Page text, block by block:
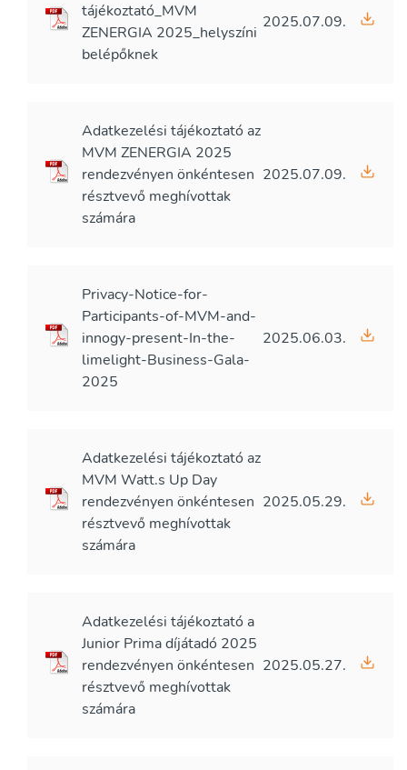
tájékoztató_MVM
ZENERGIA 2025_helyszíni
belépőknek
2025.07.09.
Adatkezelési tájékoztató az
MVM ZENERGIA 2025
rendezvényen önkéntesen
résztvevő meghívottak
számára
2025.07.09.
Privacy-Notice-for-
Participants-of-MVM-and-
innogy-present-In-the-
limelight-Business-Gala-
2025
2025.06.03.
Adatkezelési tájékoztató az
MVM Watt.s Up Day
rendezvényen önkéntesen
résztvevő meghívottak
számára
2025.05.29.
Adatkezelési tájékoztató a
Junior Prima díjátadó 2025
rendezvényen önkéntesen
résztvevő meghívottak
számára
2025.05.27.